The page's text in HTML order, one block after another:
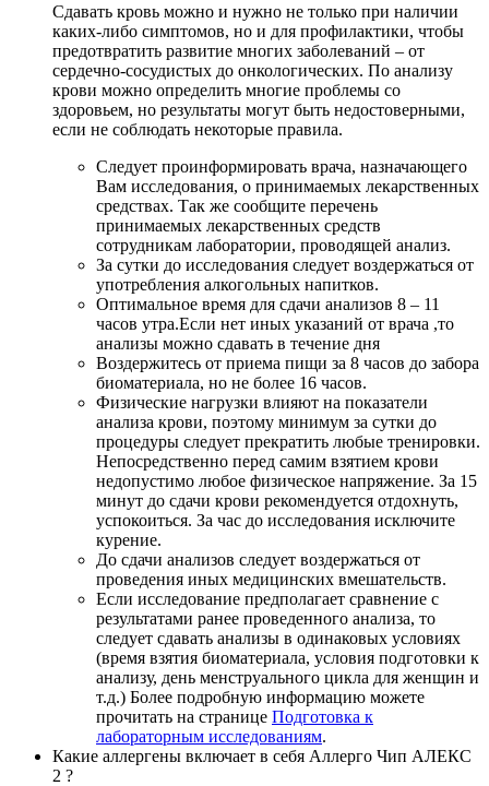
Сдавать кровь можно и нужно не только при наличии
каких-либо симптомов, но и для профилактики, чтобы
предотвратить развитие многих заболеваний – от
сердечно-сосудистых до онкологических. По анализу
крови можно определить многие проблемы со
здоровьем, но результаты могут быть недостоверными,
если не соблюдать некоторые правила.
Следует проинформировать врача, назначающего
Вам исследования, о принимаемых лекарственных
средствах. Так же сообщите перечень
принимаемых лекарственных средств
сотрудникам лаборатории, проводящей анализ.
За сутки до исследования следует воздержаться от
употребления алкогольных напитков.
Оптимальное время для сдачи анализов 8 – 11
часов утра.Если нет иных указаний от врача ,то
анализы можно сдавать в течение дня
Воздержитесь от приема пищи за 8 часов до забора
биоматериала, но не более 16 часов.
Физические нагрузки влияют на показатели
анализа крови, поэтому минимум за сутки до
процедуры следует прекратить любые тренировки.
Непосредственно перед самим взятием крови
недопустимо любое физическое напряжение. За 15
минут до сдачи крови рекомендуется отдохнуть,
успокоиться. За час до исследования исключите
курение.
До сдачи анализов следует воздержаться от
проведения иных медицинских вмешательств.
Если исследование предполагает сравнение с
результатами ранее проведенного анализа, то
следует сдавать анализы в одинаковых условиях
(время взятия биоматериала, условия подготовки к
анализу, день менструального цикла для женщин и
т.д.) Более подробную информацию можете
прочитать на странице Подготовка к
лабораторным исследованиям.
Какие аллергены включает в себя Аллерго Чип АЛЕКС
2 ?